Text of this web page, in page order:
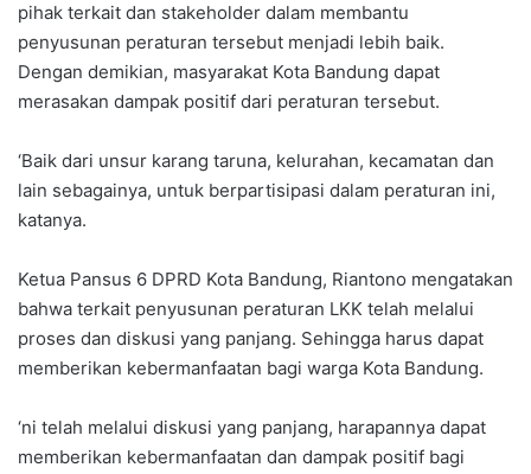
pihak terkait dan stakeholder dalam membantu
penyusunan peraturan tersebut menjadi lebih baik.
Dengan demikian, masyarakat Kota Bandung dapat
merasakan dampak positif dari peraturan tersebut.
‘Baik dari unsur karang taruna, kelurahan, kecamatan dan
lain sebagainya, untuk berpartisipasi dalam peraturan ini,
katanya.
Ketua Pansus 6 DPRD Kota Bandung, Riantono mengatakan
bahwa terkait penyusunan peraturan LKK telah melalui
proses dan diskusi yang panjang. Sehingga harus dapat
memberikan kebermanfaatan bagi warga Kota Bandung.
‘ni telah melalui diskusi yang panjang, harapannya dapat
memberikan kebermanfaatan dan dampak positif bagi